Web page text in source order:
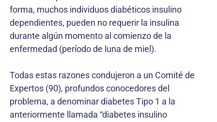
forma, muchos individuos diabéticos insulino
dependientes, pueden no requerir la insulina
durante algún momento al comienzo de la
enfermedad (período de luna de miel).
Todas estas razones condujeron a un Comité de
Expertos (90), profundos conocedores del
problema, a denominar diabetes Tipo 1 a la
anteriormente llamada “diabetes insulino